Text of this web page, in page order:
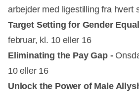
arbejder med ligestilling fra hvert
Target Setting for Gender
februar, kl. 10 eller 16
Eliminating the Pay Gap -
10 eller 16
Unlock the Power of Male